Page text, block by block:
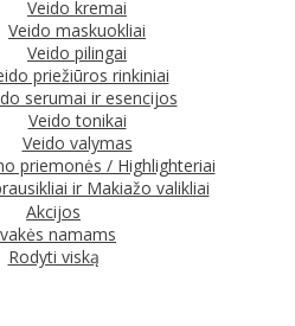
Veido kremai
Veido maskuokliai
Veido pilingai
priežiūros rinkiniai
serumai ir esencijos
Veido tonikai
Veido valymas
priemonės / Highlighteriai
ir Makiažo valikliai
Akcijos
namams
Rodyti viską